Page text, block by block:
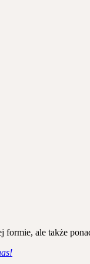
ale także